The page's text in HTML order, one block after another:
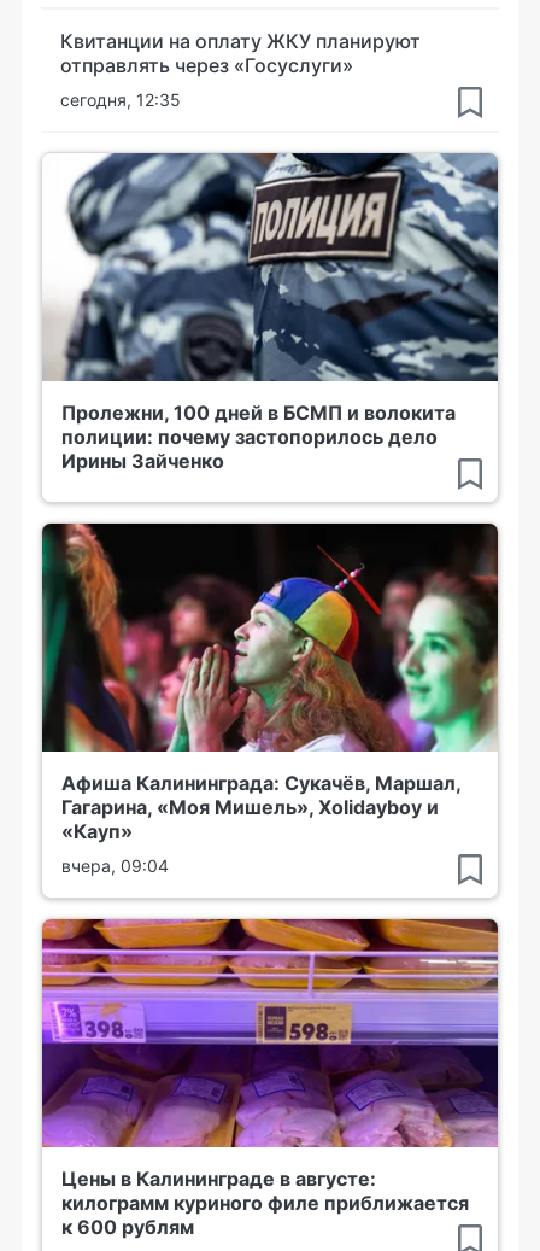
Квитанции на оплату ЖКУ планируют
отправлять через «Госуслуги»
сегодня, 12:35
Пролежни, 100 дней в БСМП и волокита
полиции: почему застопорилось дело
Ирины Зайченко
Афиша Калининграда: Сукачёв, Маршал,
Гагарина, «Моя Мишель», Xolidayboy и
«Кауп»
вчера, 09:04
Цены в Калининграде в августе:
килограмм куриного филе приближается
к 600 рублям